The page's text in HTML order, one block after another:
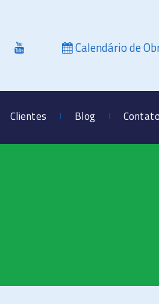
Calendário de
Clientes Blog Contato